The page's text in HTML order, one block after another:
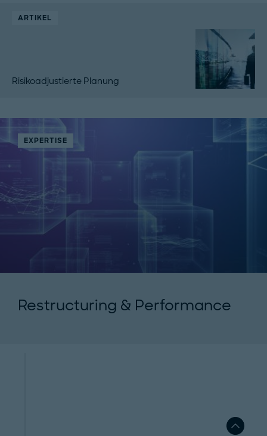
ARTIKEL
Risikoadjustierte Planung
EXPERTISE
Restructuring & Performance